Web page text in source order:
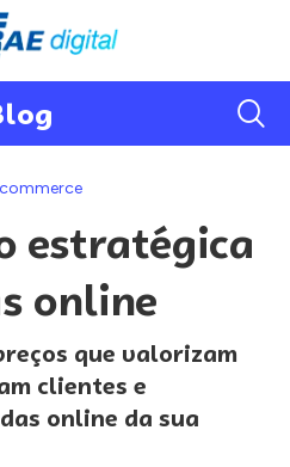
estratégica
online
que valorizam
clientes e
online da sua